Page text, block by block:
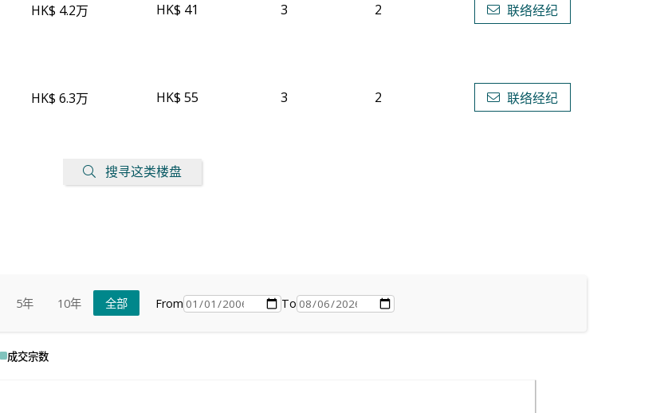
HK$ 4.2万 HK$ 41 3 2 联络经纪
HK$ 6.3万 HK$ 55 3 2 联络经纪
搜寻这类楼盘
5年 10年 全部 From To
成交宗数